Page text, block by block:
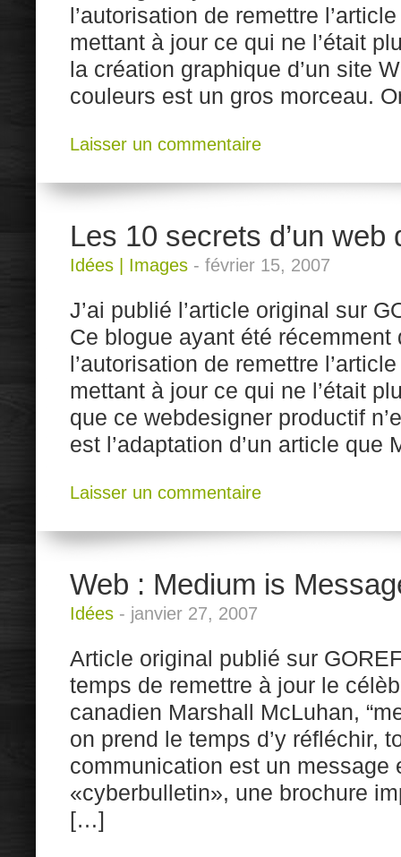
l’autorisation de remettre
mettant à jour ce qui ne l’était
la création graphique d’un site
couleurs est un gros morceau.
Laisser un commentaire
Les 10 secrets d’un
Idées Images - février 15, 2007
J’ai publié l’article original sur
Ce blogue ayant été récemment
l’autorisation de remettre
mettant à jour ce qui ne l’était
que ce webdesigner productif
est l’adaptation d’un article que
Laisser un commentaire
Web : Medium is
Idées - janvier 27, 2007
Article original publié sur
temps de remettre à jour le
canadien Marshall McLuhan,
on prend le temps d’y réfléchir,
communication est un message
«cyberbulletin», une brochure
[…]